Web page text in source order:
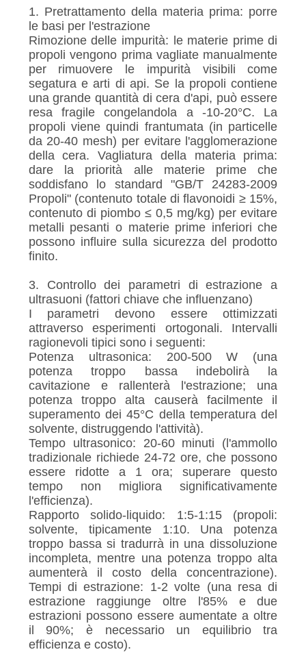
1. Pretrattamento della materia prima: porre
le basi per l'estrazione
Rimozione delle impurità: le materie prime di
propoli vengono prima vagliate manualmente
per rimuovere le impurità visibili come
segatura e arti di api. Se la propoli contiene
una grande quantità di cera d'api, può essere
resa fragile congelandola a -10-20°C. La
propoli viene quindi frantumata (in particelle
da 20-40 mesh) per evitare l'agglomerazione
della cera. Vagliatura della materia prima:
dare la priorità alle materie prime che
soddisfano lo standard "GB/T 24283-2009
Propoli" (contenuto totale di flavonoidi ≥ 15%,
contenuto di piombo ≤ 0,5 mg/kg) per evitare
metalli pesanti o materie prime inferiori che
possono influire sulla sicurezza del prodotto
finito.
3. Controllo dei parametri di estrazione a
ultrasuoni (fattori chiave che influenzano)
I parametri devono essere ottimizzati
attraverso esperimenti ortogonali. Intervalli
ragionevoli tipici sono i seguenti:
Potenza ultrasonica: 200-500 W (una
potenza troppo bassa indebolirà la
cavitazione e rallenterà l'estrazione; una
potenza troppo alta causerà facilmente il
superamento dei 45°C della temperatura del
solvente, distruggendo l'attività).
Tempo ultrasonico: 20-60 minuti (l'ammollo
tradizionale richiede 24-72 ore, che possono
essere ridotte a 1 ora; superare questo
tempo non migliora significativamente
l'efficienza).
Rapporto solido-liquido: 1:5-1:15 (propoli:
solvente, tipicamente 1:10. Una potenza
troppo bassa si tradurrà in una dissoluzione
incompleta, mentre una potenza troppo alta
aumenterà il costo della concentrazione).
Tempi di estrazione: 1-2 volte (una resa di
estrazione raggiunge oltre l'85% e due
estrazioni possono essere aumentate a oltre
il 90%; è necessario un equilibrio tra
efficienza e costo).